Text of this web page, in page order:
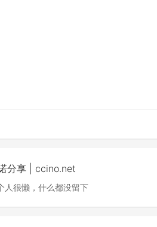
分享 | ccino.net
人很懒，什么都没留下